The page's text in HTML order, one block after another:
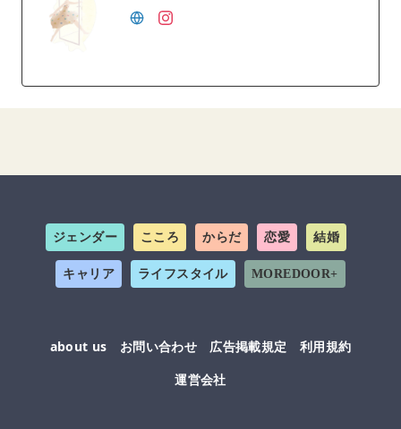
ジェンダー こころ からだ 恋愛 結婚
キャリア ライフスタイル MOREDOOR+
about us お問い合わせ 広告掲載規定
利用規約
運営会社